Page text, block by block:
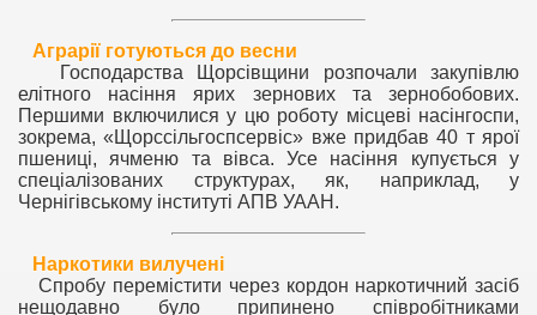
Аграрії готуються до весни
Господарства Щорсівщини розпочали закупівлю
елітного насіння ярих зернових та зернобобових.
Першими включилися у цю роботу місцеві насінгоспи,
зокрема, «Щорссільгоспсервіс» вже придбав 40 т ярої
пшениці, ячменю та вівса. Усе насіння купується у
спеціалізованих структурах, як, наприклад, у
Чернігівському інституті АПВ УААН.
Наркотики вилучені
Спробу перемістити через кордон наркотичний засіб
нещодавно було припинено співробітниками